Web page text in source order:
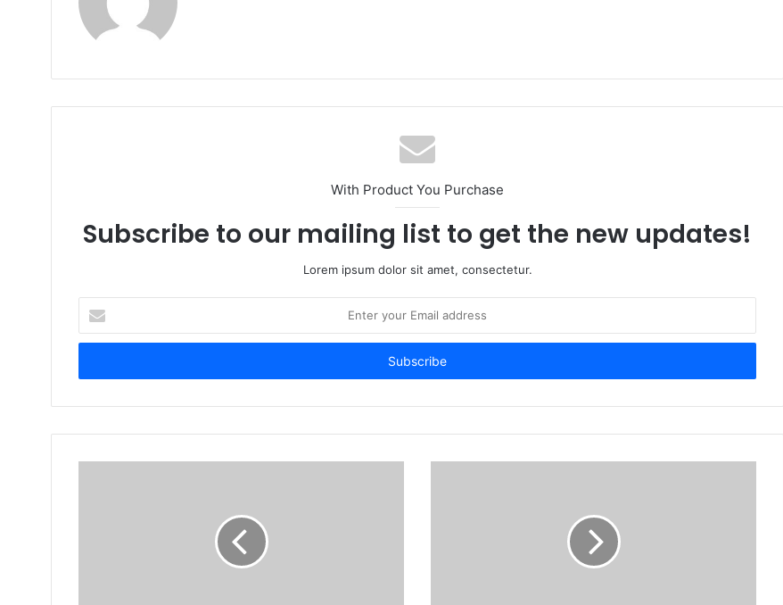
With Product You Purchase
Subscribe to our mailing list to get the new updates!
Lorem ipsum dolor sit amet, consectetur.
your
Email